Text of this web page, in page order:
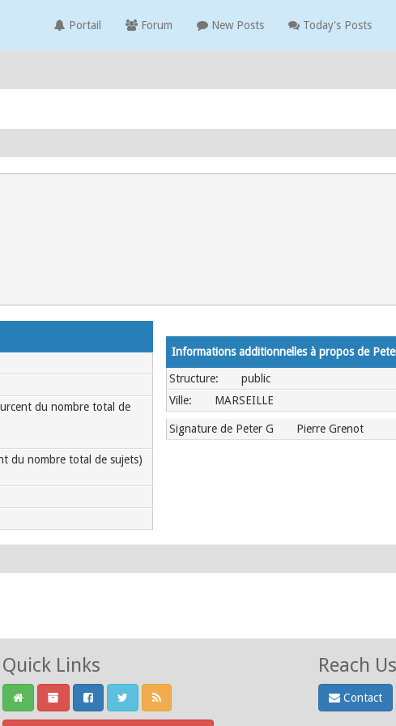
Portail Forum New Posts Today's Posts
du nombre total de
du nombre total de sujets)
Informations additionnelles à propos de
Structure:
public
Ville:
MARSEILLE
Signature de Peter G Pierre Grenot
Quick Links Reach Us
Contact